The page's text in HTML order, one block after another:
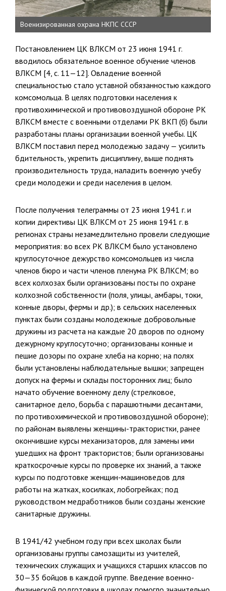
Военизированная охрана НКПС СССР
Постановлением ЦК ВЛКСМ от 23 июня 1941 г.
вводилось обязатель­ное военное обучение членов
ВЛКСМ [4, с. 11—12]. Овладение военной
специальностью стало уставной обязанностью каждого
комсомольца. В целях подготовки населения к
противохимической и противовоздуш­ной обороне РК
ВЛКСМ вместе с военными отделами РК ВКП (б) были
разработаны планы организации военной учебы. ЦК
ВЛКСМ поставил перед молодежью задачу — усилить
бдительность, укрепить дисциплину, выше поднять
производительность труда, наладить во­енную учебу
среди молодежи и среди населения в целом.
После получения телеграммы от 23 июня 1941 г. и
копии директи­вы ЦК ВЛКСМ от 25 июня 1941 г. в
регионах страны незамедлительно провели следующие
мероприятия: во всех РК ВЛКСМ было установ­лено
круглосуточное дежурство комсомольцев из числа
членов бюро и части членов пленума РК ВЛКСМ; во
всех колхозах были организова­ны посты по охране
колхозной собственности (поля, улицы, амбары, токи,
конные дворы, фермы и др.); в сельских населенных
пунктах были созданы молодежные добровольные
дружины из расчета на каж­дые 20 дворов по одному
дежурному круглосуточно; организованы конные и
пешие дозоры по охране хлеба на корню; на полях
были установлены наблюдательные вышки; запрещен
допуск на фермы и склады посторонних лиц; было
начато обучение военному делу (стрел­ковое,
санитарное дело, борьба с парашютными десантами,
по про­тивохимической и противовоздушной обороне);
по районам выявлены женщины-трактористки, ранее
окончившие курсы механизаторов, для замены ими
ушедших на фронт трактористов; были организованы
крат­косрочные курсы по проверке их знаний, а также
курсы по подготов­ке женщин-машиноведов для
работы на жатках, косилках, лобогрей­ках; под
руководством медработников были созданы женские
сани­тарные дружины.
В 1941/42 учебном году при всех школах были
организованы группы самозащиты из учителей,
технических служащих и учащихся старших классов по
30—35 бойцов в каждой группе. Введение военно-